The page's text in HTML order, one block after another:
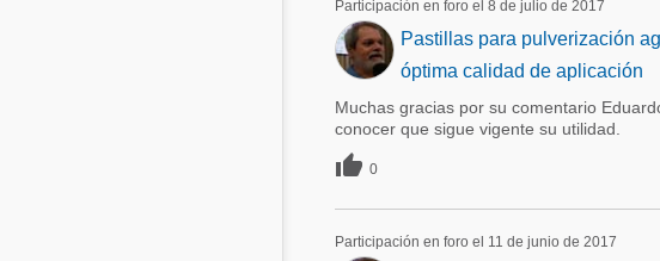
Participación en foro el 8 de julio de 2017
Pastillas para pulverización
óptima calidad de aplicación
Muchas gracias por su comentario
conocer que sigue vigente su utilidad.
 0
Participación en foro el 11 de junio de 2017